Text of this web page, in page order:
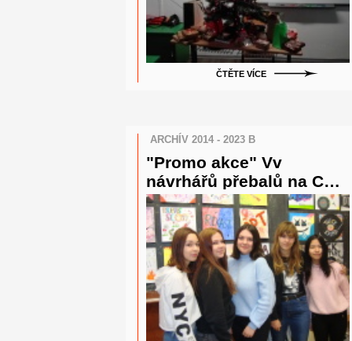
ČTĚTE VÍCE
ARCHÍV 2014 - 2023 B
"Promo akce" Vv
návrhářů přebalů na CD
8. B